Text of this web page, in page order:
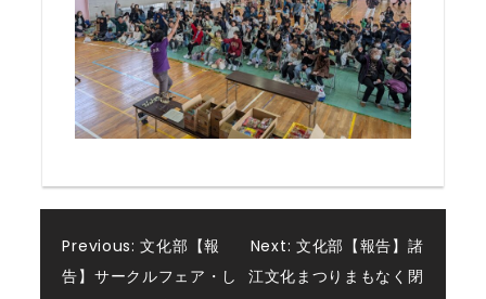
投
Previous: 文化部【報
告】サークルフェア・し
Next: 文化部【報告】諸
江文化まつりまもなく閉